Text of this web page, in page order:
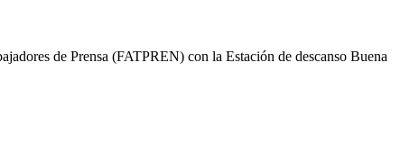
de Prensa (FATPREN) con la Estación de descanso Buena